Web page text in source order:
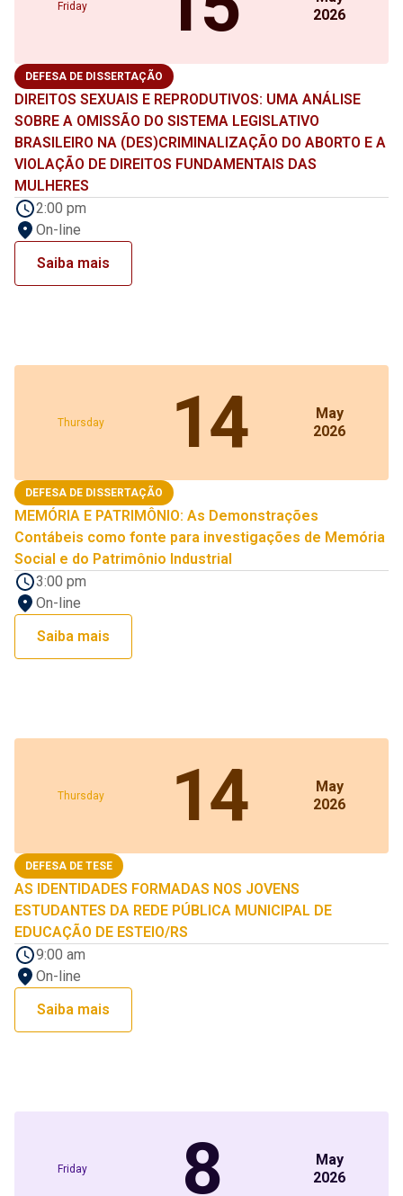
Friday
2026
DEFESA DE DISSERTAÇÃO
DIREITOS SEXUAIS E REPRODUTIVOS: UMA ANÁLISE
SOBRE A OMISSÃO DO SISTEMA LEGISLATIVO
BRASILEIRO NA (DES)CRIMINALIZAÇÃO DO ABORTO E A
VIOLAÇÃO DE DIREITOS FUNDAMENTAIS DAS
MULHERES
2:00 pm
On-line
Saiba mais
Thursday 14
May
2026
DEFESA DE DISSERTAÇÃO
MEMÓRIA E PATRIMÔNIO: As Demonstrações
Contábeis como fonte para investigações de Memória
Social e do Patrimônio Industrial
3:00 pm
On-line
Saiba mais
Thursday 14
May
2026
DEFESA DE TESE
AS IDENTIDADES FORMADAS NOS JOVENS
ESTUDANTES DA REDE PÚBLICA MUNICIPAL DE
EDUCAÇÃO DE ESTEIO/RS
9:00 am
On-line
Saiba mais
Friday 8
May
2026